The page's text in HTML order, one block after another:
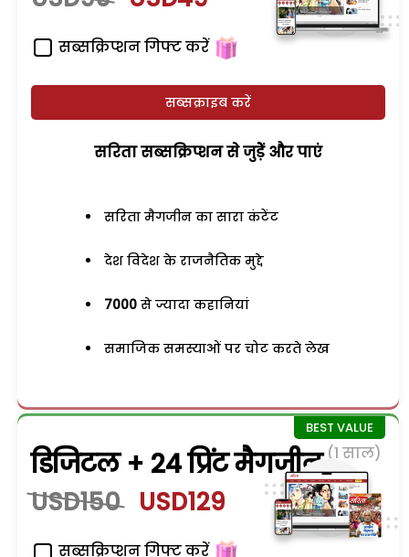
सब्सक्रिप्शन गिफ्ट करें
सब्सक्राइब करें
सरिता सब्सक्रिप्शन से जुड़ेें और पाएं
सरिता मैगजीन का सारा कंटेंट
देश विदेश के राजनैतिक मुद्दे
7000 से ज्यादा कहानियां
समाजिक समस्याओं पर चोट करते लेख
डिजिटल + 24 प्रिंट मैगजीन (1 साल)
USD150 USD129
सब्सक्रिप्शन गिफ्ट करें